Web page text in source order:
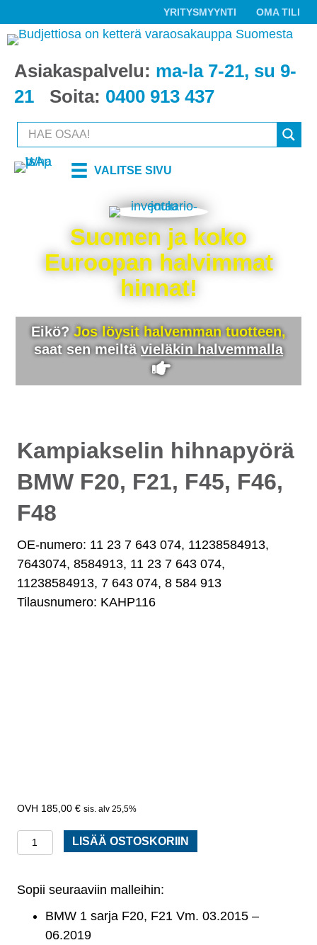
YRITYSMYYNTI OMA TILI
Asiakaspalvelu: ma-la 7-21, su 9-
21
Soita: 0400 913 437
VALITSE SIVU
Suomen ja koko
Euroopan halvimmat
hinnat!
Eikö? Jos löysit halvemman tuotteen,
saat sen meiltävieläkin halvemmalla
Kampiakselin hihnapyörä
BMW F20, F21, F45, F46,
F48
OE-numero: 11 23 7 643 074, 11238584913,
7643074, 8584913, 11 23 7 643 074,
11238584913, 7 643 074, 8 584 913
Tilausnumero: KAHP116
185,00 € sis. alv 25,5%
Kampiakselin
hihnapyörä
F20,
F21,
LISÄÄ OSTOSKORIIN
Sopii seuraaviin malleihin:
BMW 1 sarja F20, F21 Vm. 03.2015 –
06.2019